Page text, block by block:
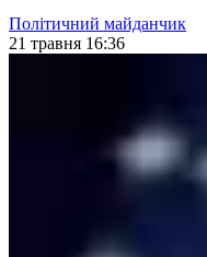
Політичний майданчик
21 травня 16:36